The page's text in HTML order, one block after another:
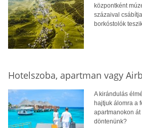
központként
százaival
borkóstolók
Hotelszoba, apartman vagy
A kirándulás
hajtjuk álomra a
apartmanokon
döntenünk?